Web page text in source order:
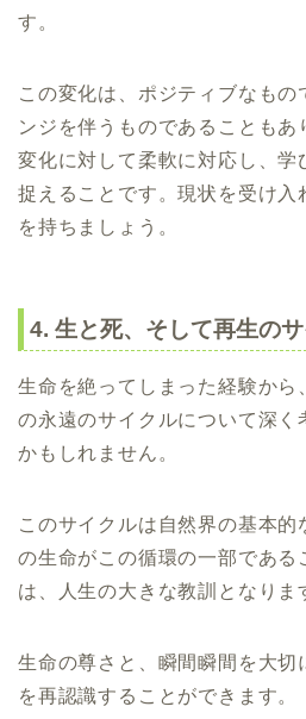
す。
この変化は、ポジティブなもの
ンジを伴うものであることもあ
変化に対して柔軟に対応し、学
捉えることです。現状を受け入
を持ちましょう。
4. 生と死、そして再生の
生命を絶ってしまった経験から
の永遠のサイクルについて深く
かもしれません。
このサイクルは自然界の基本的
の生命がこの循環の一部である
は、人生の大きな教訓となりま
生命の尊さと、瞬間瞬間を大切
を再認識することができます。